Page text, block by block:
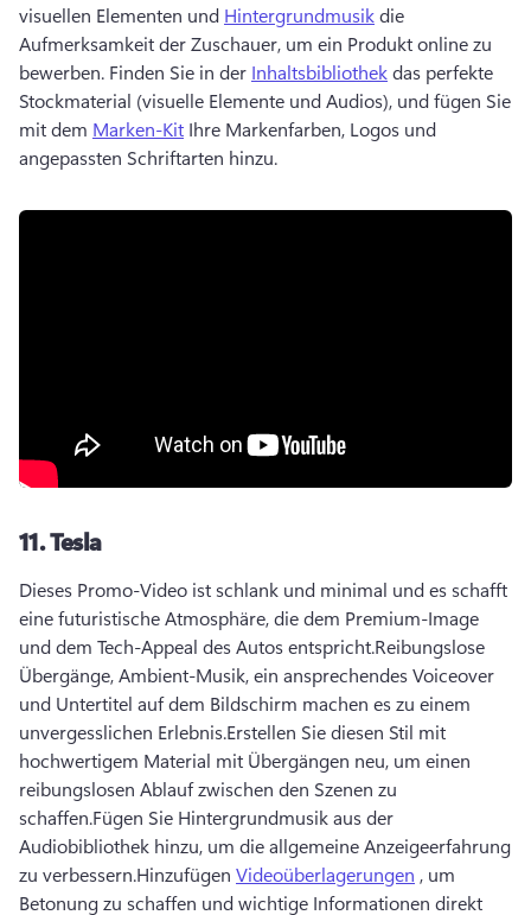
visuellen Elementen und Hintergrundmusik die
Aufmerksamkeit der Zuschauer, um ein Produkt online zu
bewerben. Finden Sie in der Inhaltsbibliothek das perfekte
Stockmaterial (visuelle Elemente und Audios), und fügen Sie
mit dem Marken-Kit Ihre Markenfarben, Logos und
angepassten Schriftarten hinzu.
11.Tesla
Dieses Promo-Video ist schlank und minimal und es schafft
eine futuristische Atmosphäre, die dem Premium-Image
und dem Tech-Appeal des Autos entspricht.Reibungslose
Übergänge, Ambient-Musik, ein ansprechendes Voiceover
und Untertitel auf dem Bildschirm machen es zu einem
unvergesslichen Erlebnis.Erstellen Sie diesen Stil mit
hochwertigem Material mit Übergängen neu, um einen
reibungslosen Ablauf zwischen den Szenen zu
schaffen.Fügen Sie Hintergrundmusik aus der
Audiobibliothek hinzu, um die allgemeine Anzeigeerfahrung
zu verbessern.Hinzufügen Videoüberlagerungen , um
Betonung zu schaffen und wichtige Informationen direkt